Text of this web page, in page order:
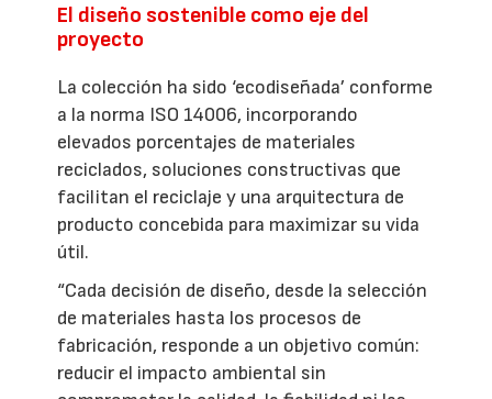
El diseño sostenible como eje del
proyecto
La colección ha sido ‘ecodiseñada’ conforme
a la norma ISO 14006, incorporando
elevados porcentajes de materiales
reciclados, soluciones constructivas que
facilitan el reciclaje y una arquitectura de
producto concebida para maximizar su vida
útil.
“Cada decisión de diseño, desde la selección
de materiales hasta los procesos de
fabricación, responde a un objetivo común:
reducir el impacto ambiental sin